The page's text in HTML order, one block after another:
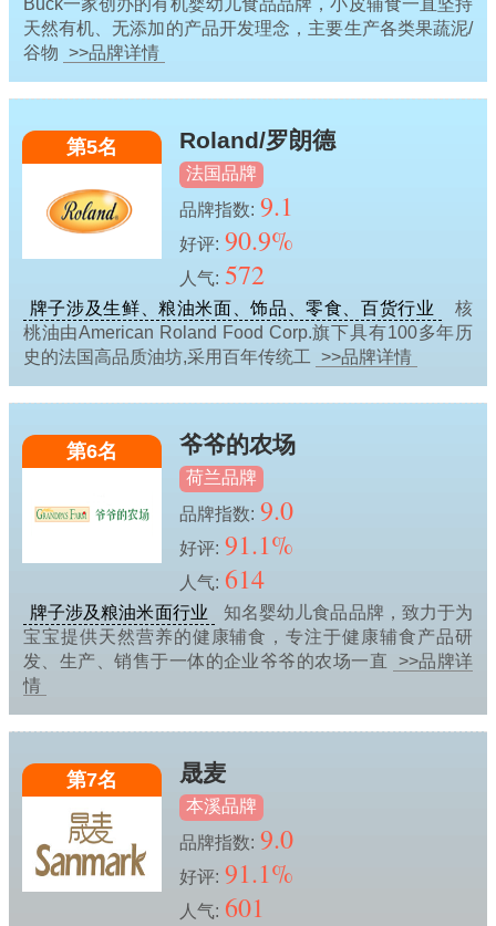
Buck一家创办的有机婴幼儿食品品牌，小皮辅食一直坚持
天然有机、无添加的产品开发理念，主要生产各类果蔬泥/
谷物 >>品牌详情
第5名 Roland/罗朗德
法国品牌
品牌指数: 9.1
好评: 90.9%
人气: 572
牌子涉及生鲜、粮油米面、饰品、零食、百货行业
核
桃油由American Roland Food Corp.旗下具有100多年历
史的法国高品质油坊,采用百年传统工
>>品牌详情
第6名 爷爷的农场
荷兰品牌
品牌指数: 9.0
好评: 91.1%
人气: 614
牌子涉及粮油米面行业
知名婴幼儿食品品牌，致力于为
宝宝提供天然营养的健康辅食，专注于健康辅食产品研
发、生产、销售于一体的企业爷爷的农场一直
>>品牌详
情
第7名 晟麦
本溪品牌
品牌指数: 9.0
好评: 91.1%
人气: 601